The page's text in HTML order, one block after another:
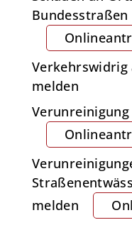
Verkehrswidrig
melden
melden